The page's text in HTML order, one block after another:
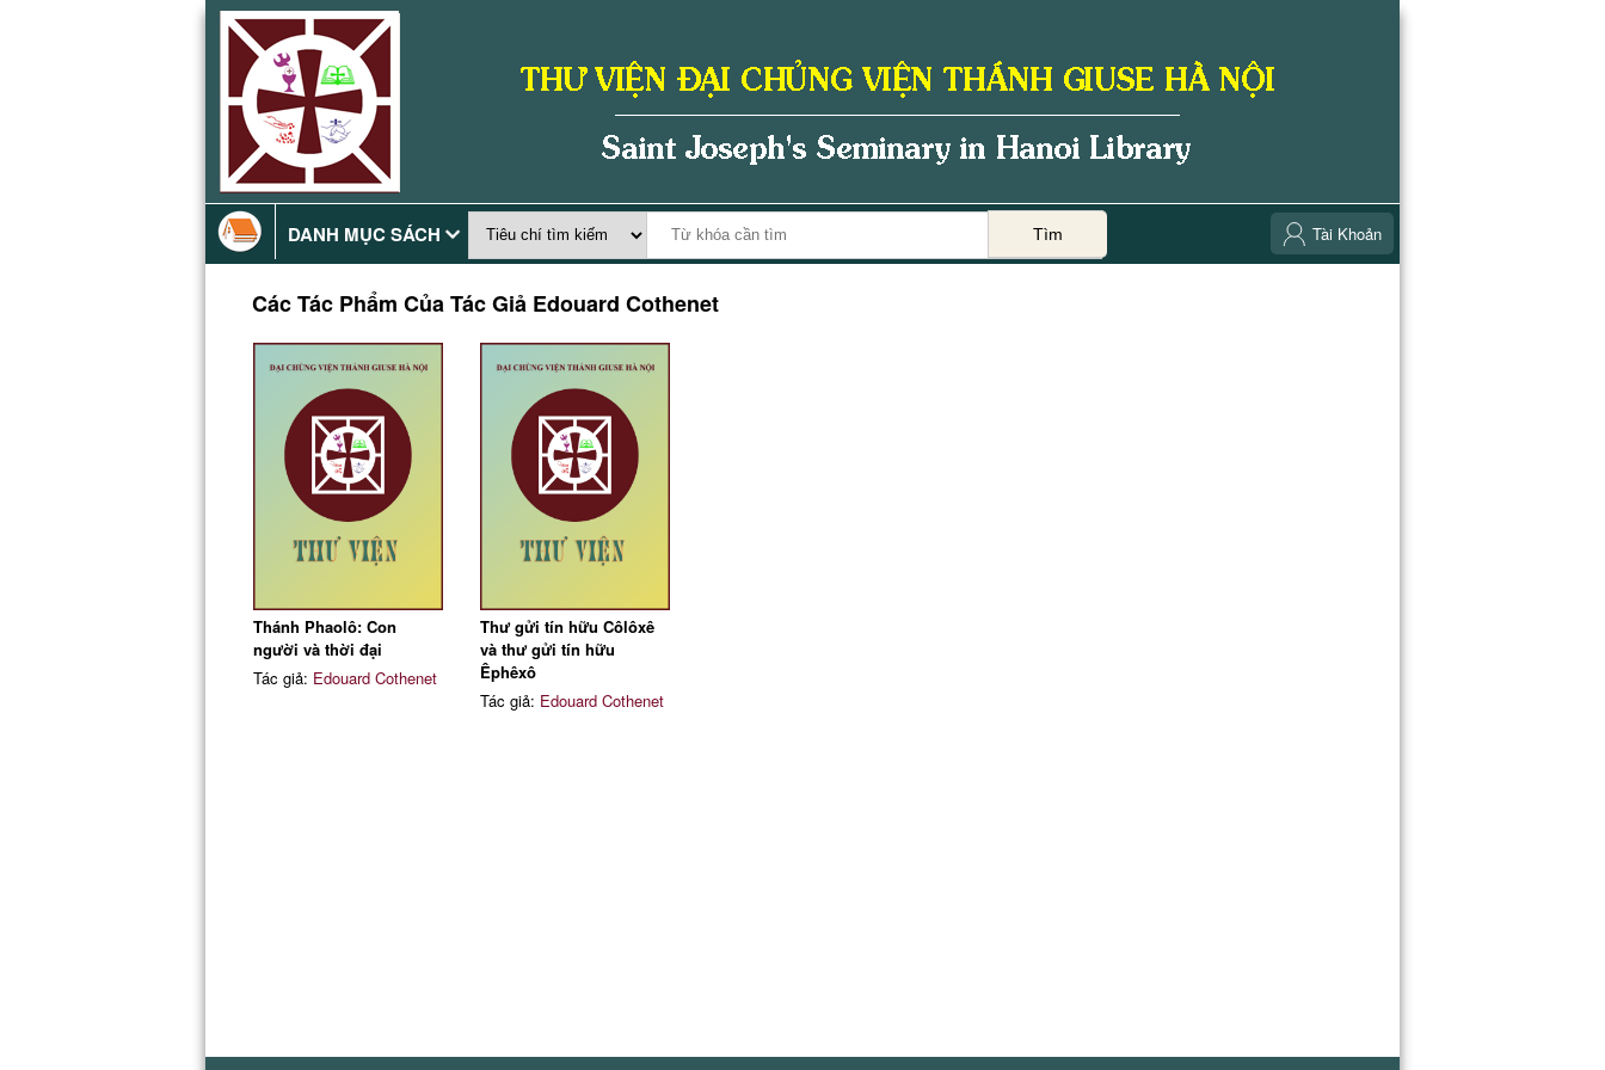
DANH MỤC SÁCH Tìm Tài Khoản
Các Tác Phẩm Của Tác Giả Edouard Cothenet
Thánh Phaolô: Con
người và thời đại
Tác giả: Edouard Cothenet
Thư gửi tín hữu Côlôxê
và thư gửi tín hữu
Êphêxô
Tác giả: Edouard Cothenet